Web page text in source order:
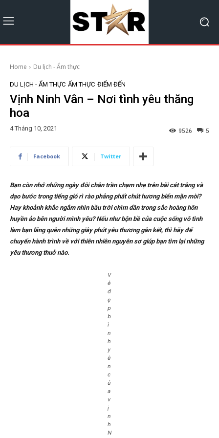
Home Du lịch - Ẩm thực
DU LỊCH - ẨM THỰC ẨM THỰC ĐIỂM ĐẾN
Vịnh Ninh Vân – Nơi tình yêu thăng
hoa
4 Tháng 10, 2021 5
9526
Facebook Twitter
Bạn còn nhớ những ngày đôi chân trần chạm nhẹ trên bãi cát trắng và
dạo bước trong tiếng gió rì rào phảng phất chút hương biển mặn mòi?
Hay khoảnh khắc ngắm nhìn bầu trời chìm dần trong sắc hoàng hôn
huyền ảo bên người mình yêu? Nếu như bộn bề của cuộc sống vô tình
làm bạn lãng quên những giây phút yêu thương gắn kết, thì hãy để
chuyến hành trình về với thiên nhiên nguyên sơ giúp bạn tìm lại những
yêu thương thuở nào.
V
ẻ
đ
ẹ
p
b
ì
n
h
y
ê
n
c
ủ
a
v
ị
n
h
N